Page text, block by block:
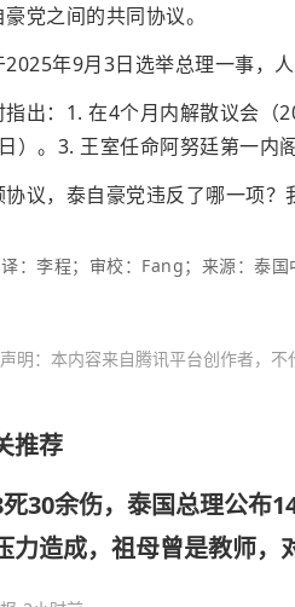
党之间的共同协议。
2025年9月3日选举总理一事，
指出：1. 在4个月内解散议会（
）。3. 王室任命阿努廷第一内
协议，泰自豪党违反了哪一项？
译：李程；审校：Fang；来源：泰
明：本内容来自腾讯平台创作者，不
推荐
30余伤，泰国总理公布
力造成，祖母曾是教师，